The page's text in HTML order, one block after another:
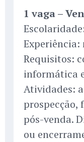
1 vaga –
Experiência:
Requisitos:
informática
Atividades:
prospecção,
pós-venda.
ou